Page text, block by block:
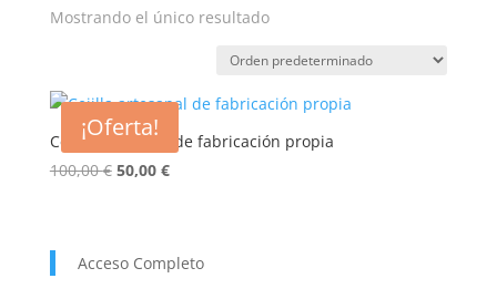
Mostrando el único resultado
¡Oferta!
Cejilla artesanal de fabricación propia
100,00€ El
100,00 €.
50,00 €El
50,00 €.
Acceso Completo